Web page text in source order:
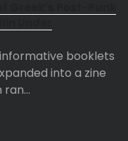
booklets
into a zine
ran…